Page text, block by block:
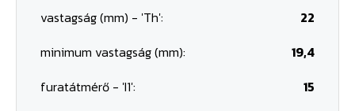
vastagság (mm) - 'Th':
22
minimum vastagság (mm):
19,4
furatátmérő - 'I1':
15